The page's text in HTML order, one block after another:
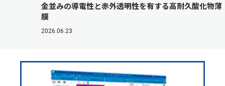
金並みの導電性と赤外透明性を有する高耐久酸化物薄
膜
2026.06.23